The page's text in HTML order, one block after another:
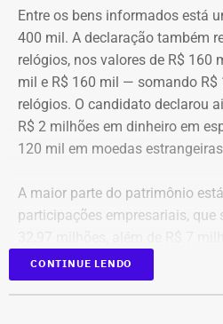
Entre os bens informados está
400 mil. A declaração também
relógios, nos valores de R$ 160
mil e R$ 160 mil — somando R$
relógios. O candidato declarou
R$ 2 milhões em dinheiro em
120 mil em moedas
A maior parte do patrimônio
participações empresariais, que
“valores de diversos créditos”.
relação imóveis, incluindo uma
CONTINUE LENDO